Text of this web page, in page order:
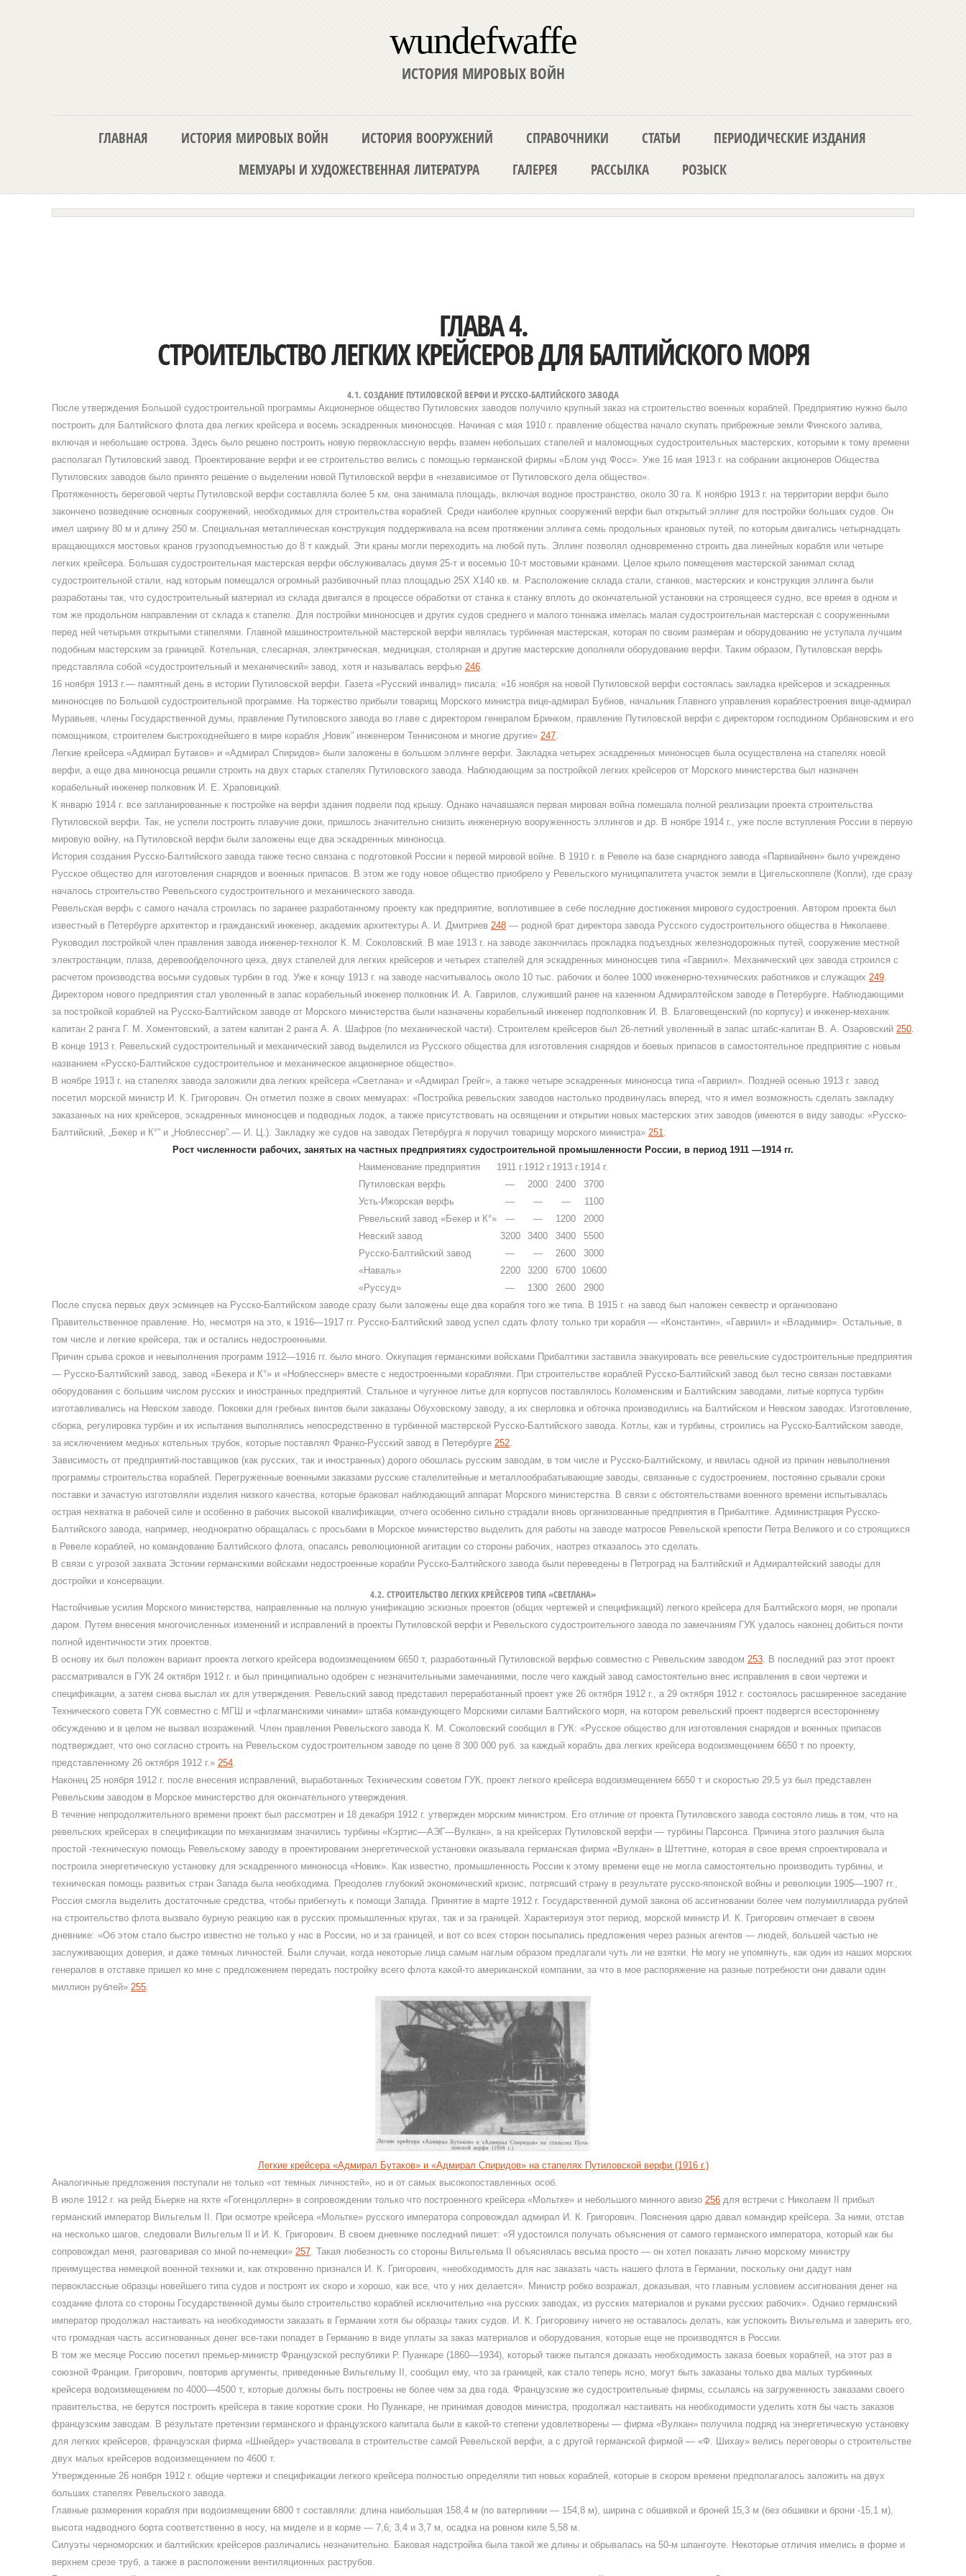
wundefwaffe
ИСТОРИЯ МИРОВЫХ ВОЙН
ГЛАВНАЯ ИСТОРИЯ МИРОВЫХ ВОЙН ИСТОРИЯ ВООРУЖЕНИЙ СПРАВОЧНИКИ СТАТЬИ
ПЕРИОДИЧЕСКИЕ ИЗДАНИЯ
МЕМУАРЫ И ХУДОЖЕСТВЕННАЯ ЛИТЕРАТУРА
ГАЛЕРЕЯ РАССЫЛКА РОЗЫСК
ГЛАВА 4.
СТРОИТЕЛЬСТВО ЛЕГКИХ КРЕЙСЕРОВ ДЛЯ БАЛТИЙСКОГО МОРЯ
4.1. СОЗДАНИЕ ПУТИЛОВСКОЙ ВЕРФИ И РУССКО-БАЛТИЙСКОГО ЗАВОДА
После утверждения Большой судостроительной программы Акционерное общество Путиловских заводов получило крупный заказ на строительство военных кораблей. Предприятию нужно было
построить для Балтийского флота два легких крейсера и восемь эскадренных миноносцев. Начиная с мая 1910 г. правление общества начало скупать прибрежные земли Финского залива,
включая и небольшие острова. Здесь было решено построить новую первоклассную верфь взамен небольших стапелей и маломощных судостроительных мастерских, которыми к тому времени
располагал Путиловский завод. Проектирование верфи и ее строительство велись с помощью германской фирмы «Блом унд Фосс». Уже 16 мая 1913 г. на собрании акционеров Общества
Путиловских заводов было принято решение о выделении новой Путиловской верфи в «независимое от Путиловского дела общество».
Протяженность береговой черты Путиловской верфи составляла более 5 км, она занимала площадь, включая водное пространство, около 30 га. К ноябрю 1913 г. на территории верфи было
закончено возведение основных сооружений, необходимых для строительства кораблей. Среди наиболее крупных сооружений верфи был открытый эллинг для постройки больших судов. Он
имел ширину 80 м и длину 250 м. Специальная металлическая конструкция поддерживала на всем протяжении эллинга семь продольных крановых путей, по которым двигались четырнадцать
вращающихся мостовых кранов грузоподъемностью до 8 т каждый. Эти краны могли переходить на любой путь. Эллинг позволял одновременно строить два линейных корабля или четыре
легких крейсера. Большая судостроительная мастерская верфи обслуживалась двумя 25-т и восемью 10-т мостовыми кранами. Целое крыло помещения мастерской занимал склад
судостроительной стали, над которым помещался огромный разбивочный плаз площадью 25Х Х140 кв. м. Расположение склада стали, станков, мастерских и конструкция эллинга были
разработаны так, что судостроительный материал из склада двигался в процессе обработки от станка к станку вплоть до окончательной установки на строящееся судно, все время в одном и
том же продольном направлении от склада к стапелю. Для постройки миноносцев и других судов среднего и малого тоннажа имелась малая судостроительная мастерская с сооруженными
перед ней четырьмя открытыми стапелями. Главной машиностроительной мастерской верфи являлась турбинная мастерская, которая по своим размерам и оборудованию не уступала лучшим
подобным мастерским за границей. Котельная, слесарная, электрическая, медницкая, столярная и другие мастерские дополняли оборудование верфи. Таким образом, Путиловская верфь
представляла собой «судостроительный и механический» завод, хотя и называлась верфью 246.
16 ноября 1913 г.— памятный день в истории Путиловской верфи. Газета «Русский инвалид» писала: «16 ноября на новой Путиловской верфи состоялась закладка крейсеров и эскадренных
миноносцев по Большой судостроительной программе. На торжество прибыли товарищ Морского министра вице-адмирал Бубнов, начальник Главного управления кораблестроения вице-адмирал
Муравьев, члены Государственной думы, правление Путиловского завода во главе с директором генералом Бринком, правление Путиловской верфи с директором господином Орбановским и его
помощником, строителем быстроходнейшего в мире корабля „Новик” инженером Теннисоном и многие другие» 247.
Легкие крейсера «Адмирал Бутаков» и «Адмирал Спиридов» были заложены в большом эллинге верфи. Закладка четырех эскадренных миноносцев была осуществлена на стапелях новой
верфи, а еще два миноносца решили строить на двух старых стапелях Путиловского завода. Наблюдающим за постройкой легких крейсеров от Морского министерства был назначен
корабельный инженер полковник И. Е. Храповицкий.
К январю 1914 г. все запланированные к постройке на верфи здания подвели под крышу. Однако начавшаяся первая мировая война помешала полной реализации проекта строительства
Путиловской верфи. Так, не успели построить плавучие доки, пришлось значительно снизить инженерную вооруженность эллингов и др. В ноябре 1914 г., уже после вступления России в первую
мировую войну, на Путиловской верфи были заложены еще два эскадренных миноносца.
История создания Русско-Балтийского завода также тесно связана с подготовкой России к первой мировой войне. В 1910 г. в Ревеле на базе снарядного завода «Парвиайнен» было учреждено
Русское общество для изготовления снарядов и военных припасов. В этом же году новое общество приобрело у Ревельского муниципалитета участок земли в Цигельскоппеле (Копли), где сразу
началось строительство Ревельского судостроительного и механического завода.
Ревельская верфь с самого начала строилась по заранее разработанному проекту как предприятие, воплотившее в себе последние достижения мирового судостроения. Автором проекта был
известный в Петербурге архитектор и гражданский инженер, академик архитектуры А. И. Дмитриев 248 — родной брат директора завода Русского судостроительного общества в Николаеве.
Руководил постройкой член правления завода инженер-технолог К. М. Соколовский. В мае 1913 г. на заводе закончилась прокладка подъездных железнодорожных путей, сооружение местной
электростанции, плаза, деревообделочного цеха, двух стапелей для легких крейсеров и четырех стапелей для эскадренных миноносцев типа «Гавриил». Механический цех завода строился с
расчетом производства восьми судовых турбин в год. Уже к концу 1913 г. на заводе насчитывалось около 10 тыс. рабочих и более 1000 инженерно-технических работников и служащих 249.
Директором нового предприятия стал уволенный в запас корабельный инженер полковник И. А. Гаврилов, служивший ранее на казенном Адмиралтейском заводе в Петербурге. Наблюдающими
за постройкой кораблей на Русско-Балтийском заводе от Морского министерства были назначены корабельный инженер подполковник И. В. Благовещенский (по корпусу) и инженер-механик
капитан 2 ранга Г. М. Хоментовский, а затем капитан 2 ранга А. А. Шафров (по механической части). Строителем крейсеров был 26-летний уволенный в запас штабс-капитан В. А. Озаровский 250.
В конце 1913 г. Ревельский судостроительный и механический завод выделился из Русского общества для изготовления снарядов и боевых припасов в самостоятельное предприятие с новым
названием «Русско-Балтийское судостроительное и механическое акционерное общество».
В ноябре 1913 г. на стапелях завода заложили два легких крейсера «Светлана» и «Адмирал Грейг», а также четыре эскадренных миноносца типа «Гавриил». Поздней осенью 1913 г. завод
посетил морской министр И. К. Григорович. Он отметил позже в своих мемуарах: «Постройка ревельских заводов настолько продвинулась вперед, что я имел возможность сделать закладку
заказанных на них крейсеров, эскадренных миноносцев и подводных лодок, а также присутствовать на освящении и открытии новых мастерских этих заводов (имеются в виду заводы: «Русско-
Балтийский, „Бекер и К°” и „Ноблесснер”.— И. Ц.). Закладку же судов на заводах Петербурга я поручил товарищу морского министра» 251.
Рост численности рабочих, занятых на частных предприятиях судостроительной промышленности России, в период 1911 —1914 гг.
Наименование предприятия
1911 г.1912 г.1913 г.1914 г.
Путиловская верфь
— 2000 2400
3700
Усть-Ижорская верфь
— — —
1100
Ревельский завод «Бекер и К°»
— — 1200
2000
Невский завод
3200 3400 3400
5500
Русско-Балтийский завод
— — 2600
3000
«Наваль»
2200 3200 6700 10600
«Руссуд»
— 1300 2600
2900
После спуска первых двух эсминцев на Русско-Балтийском заводе сразу были заложены еще два корабля того же типа. В 1915 г. на завод был наложен секвестр и организовано
Правительственное правление. Но, несмотря на это, к 1916—1917 гг. Русско-Балтийский завод успел сдать флоту только три корабля — «Константин», «Гавриил» и «Владимир». Остальные, в
том числе и легкие крейсера, так и остались недостроенными.
Причин срыва сроков и невыполнения программ 1912—1916 гг. было много. Оккупация германскими войсками Прибалтики заставила эвакуировать все ревельские судостроительные предприятия
— Русско-Балтийский завод, завод «Бекера и К°» и «Ноблесснер» вместе с недостроенными кораблями. При строительстве кораблей Русско-Балтийский завод был тесно связан поставками
оборудования с большим числом русских и иностранных предприятий. Стальное и чугунное литье для корпусов поставлялось Коломенским и Балтийским заводами, литые корпуса турбин
изготавливались на Невском заводе. Поковки для гребных винтов были заказаны Обуховскому заводу, а их сверловка и обточка производились на Балтийском и Невском заводах. Изготовление,
сборка, регулировка турбин и их испытания выполнялись непосредственно в турбинной мастерской Русско-Балтийского завода. Котлы, как и турбины, строились на Русско-Балтийском заводе,
за исключением медных котельных трубок, которые поставлял Франко-Русский завод в Петербурге 252.
Зависимость от предприятий-поставщиков (как русских, так и иностранных) дорого обошлась русским заводам, в том числе и Русско-Балтийскому, и явилась одной из причин невыполнения
программы строительства кораблей. Перегруженные военными заказами русские сталелитейные и металлообрабатывающие заводы, связанные с судостроением, постоянно срывали сроки
поставки и зачастую изготовляли изделия низкого качества, которые браковал наблюдающий аппарат Морского министерства. В связи с обстоятельствами военного времени испытывалась
острая нехватка в рабочей силе и особенно в рабочих высокой квалификации, отчего особенно сильно страдали вновь организованные предприятия в Прибалтике. Администрация Русско-
Балтийского завода, например, неоднократно обращалась с просьбами в Морское министерство выделить для работы на заводе матросов Ревельской крепости Петра Великого и со строящихся
в Ревеле кораблей, но командование Балтийского флота, опасаясь революционной агитации со стороны рабочих, наотрез отказалось это сделать.
В связи с угрозой захвата Эстонии германскими войсками недостроенные корабли Русско-Балтийского завода были переведены в Петроград на Балтийский и Адмиралтейский заводы для
достройки и консервации.
4.2. СТРОИТЕЛЬСТВО ЛЕГКИХ КРЕЙСЕРОВ ТИПА «СВЕТЛАНА»
Настойчивые усилия Морского министерства, направленные на полную унификацию эскизных проектов (общих чертежей и спецификаций) легкого крейсера для Балтийского моря, не пропали
даром. Путем внесения многочисленных изменений и исправлений в проекты Путиловской верфи и Ревельского судостроительного завода по замечаниям ГУК удалось наконец добиться почти
полной идентичности этих проектов.
В основу их был положен вариант проекта легкого крейсера водоизмещением 6650 т, разработанный Путиловской верфью совместно с Ревельским заводом 253. В последний раз этот проект
рассматривался в ГУК 24 октября 1912 г. и был принципиально одобрен с незначительными замечаниями, после чего каждый завод самостоятельно внес исправления в свои чертежи и
спецификации, а затем снова выслал их для утверждения. Ревельский завод представил переработанный проект уже 26 октября 1912 г., а 29 октября 1912 г. состоялось расширенное заседание
Технического совета ГУК совместно с МГШ и «флагманскими чинами» штаба командующего Морскими силами Балтийского моря, на котором ревельский проект подвергся всестороннему
обсуждению и в целом не вызвал возражений. Член правления Ревельского завода К. М. Соколовский сообщил в ГУК: «Русское общество для изготовления снарядов и военных припасов
подтверждает, что оно согласно строить на Ревельском судостроительном заводе по цене 8 300 000 руб. за каждый корабль два легких крейсера водоизмещением 6650 т по проекту,
представленному 26 октября 1912 г.» 254.
Наконец 25 ноября 1912 г. после внесения исправлений, выработанных Техническим советом ГУК, проект легкого крейсера водоизмещением 6650 т и скоростью 29,5 уз был представлен
Ревельским заводом в Морское министерство для окончательного утверждения.
В течение непродолжительного времени проект был рассмотрен и 18 декабря 1912 г. утвержден морским министром. Его отличие от проекта Путиловского завода состояло лишь в том, что на
ревельских крейсерах в спецификации по механизмам значились турбины «Кэртис—АЭГ—Вулкан», а на крейсерах Путиловской верфи — турбины Парсонса. Причина этого различия была
простой -техническую помощь Ревельскому заводу в проектировании энергетической установки оказывала германская фирма «Вулкан» в Штеттине, которая в свое время спроектировала и
построила энергетическую установку для эскадренного миноносца «Новик». Как известно, промышленность России к этому времени еще не могла самостоятельно производить турбины, и
техническая помощь развитых стран Запада была необходима. Преодолев глубокий экономический кризис, потрясший страну в результате русско-японской войны и революции 1905—1907 гг.,
Россия смогла выделить достаточные средства, чтобы прибегнуть к помощи Запада. Принятие в марте 1912 г. Государственной думой закона об ассигновании более чем полумиллиарда рублей
на строительство флота вызвало бурную реакцию как в русских промышленных кругах, так и за границей. Характеризуя этот период, морской министр И. К. Григорович отмечает в своем
дневнике: «Об этом стало быстро известно не только у нас в России, но и за границей, и вот со всех сторон посыпались предложения через разных агентов — людей, большей частью не
заслуживающих доверия, и даже темных личностей. Были случаи, когда некоторые лица самым наглым образом предлагали чуть ли не взятки. Не могу не упомянуть, как один из наших морских
генералов в отставке пришел ко мне с предложением передать постройку всего флота какой-то американской компании, за что в мое распоряжение на разные потребности они давали один
миллион рублей» 255.
Легкие крейсера «Адмирал Бутаков» и «Адмирал Спиридов» на стапелях Путиловской верфи (1916 г.)
Аналогичные предложения поступали не только «от темных личностей», но и от самых высокопоставленных особ.
В июле 1912 г. на рейд Бьерке на яхте «Гогенцоллерн» в сопровождении только что построенного крейсера «Мольтке» и небольшого минного авизо 256 для встречи с Николаем II прибыл
германский император Вильгельм II. При осмотре крейсера «Мольтке» русского императора сопровождал адмирал И. К. Григорович. Пояснения царю давал командир крейсера. За ними, отстав
на несколько шагов, следовали Вильгельм II и И. К. Григорович. В своем дневнике последний пишет: «Я удостоился получать объяснения от самого германского императора, который как бы
сопровождал меня, разговаривая со мной по-немецки» 257. Такая любезность со стороны Вильгельма II объяснялась весьма просто — он хотел показать лично морскому министру
преимущества немецкой военной техники и, как откровенно признался И. К. Григорович, «необходимость для нас заказать часть нашего флота в Германии, поскольку они дадут нам
первоклассные образцы новейшего типа судов и построят их скоро и хорошо, как все, что у них делается». Министр робко возражал, доказывая, что главным условием ассигнования денег на
создание флота со стороны Государственной думы было строительство кораблей исключительно «на русских заводах, из русских материалов и руками русских рабочих». Однако германский
император продолжал настаивать на необходимости заказать в Германии хотя бы образцы таких судов. И. К. Григоровичу ничего не оставалось делать, как успокоить Вильгельма и заверить его,
что громадная часть ассигнованных денег все-таки попадет в Германию в виде уплаты за заказ материалов и оборудования, которые еще не производятся в России.
В том же месяце Россию посетил премьер-министр Французской республики Р. Пуанкаре (1860—1934), который также пытался доказать необходимость заказа боевых кораблей, на этот раз в
союзной Франции. Григорович, повторив аргументы, приведенные Вильгельму II, сообщил ему, что за границей, как стало теперь ясно, могут быть заказаны только два малых турбинных
крейсера водоизмещением по 4000—4500 т, которые должны быть построены не более чем за два года. Французские же судостроительные фирмы, ссылаясь на загруженность заказами своего
правительства, не берутся построить крейсера в такие короткие сроки. Но Пуанкаре, не принимая доводов министра, продолжал настаивать на необходимости уделить хотя бы часть заказов
французским заводам. В результате претензии германского и французского капитала были в какой-то степени удовлетворены — фирма «Вулкан» получила подряд на энергетическую установку
для легких крейсеров, французская фирма «Шнейдер» участвовала в строительстве самой Ревельской верфи, а с другой германской фирмой — «Ф. Шихау» велись переговоры о строительстве
двух малых крейсеров водоизмещением по 4600 т.
Утвержденные 26 ноября 1912 г. общие чертежи и спецификации легкого крейсера полностью определяли тип новых кораблей, которые в скором времени предполагалось заложить на двух
больших стапелях Ревельского завода.
Главные размерения корабля при водоизмещении 6800 т составляли: длина наибольшая 158,4 м (по ватерлинии — 154,8 м), ширина с обшивкой и броней 15,3 м (без обшивки и брони -15,1 м),
высота надводного борта соответственно в носу, на миделе и в корме — 7,6; 3,4 и 3,7 м, осадка на ровном киле 5,58 м.
Силуэты черноморских и балтийских крейсеров различались незначительно. Баковая надстройка была такой же длины и обрывалась на 50-м шпангоуте. Некоторые отличия имелись в форме и
верхнем срезе труб, а также в расположении вентиляционных раструбов.